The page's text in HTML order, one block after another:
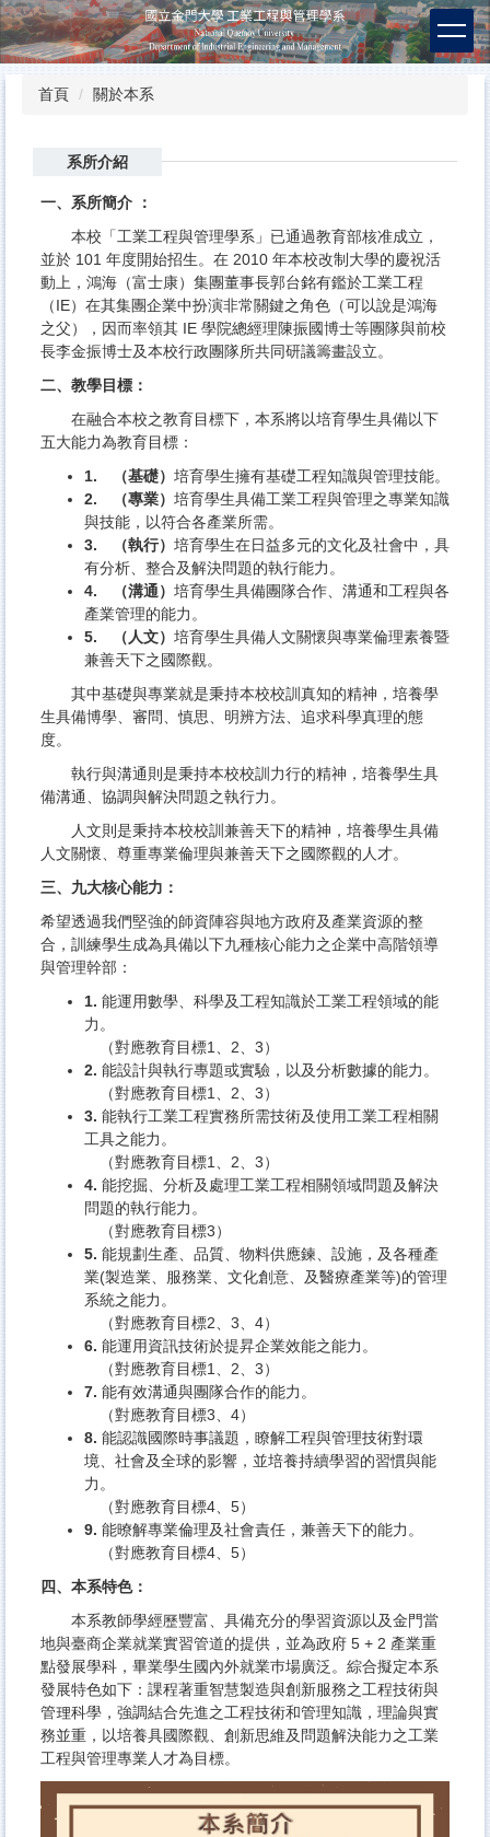
跳
主
首頁 關於本系
系所介紹
一、系所簡介 ：
本校「工業工程與管理學系」已通過教育部核准成立，
並於 101 年度開始招生。在 2010 年本校改制大學的慶祝活
動上，鴻海（富士康）集團董事長郭台銘有鑑於工業工程
（IE）在其集團企業中扮演非常關鍵之角色（可以說是鴻海
之父），因而率領其 IE 學院總經理陳振國博士等團隊與前校
長李金振博士及本校行政團隊所共同研議籌畫設立。
二、教學目標：
在融合本校之教育目標下，本系將以培育學生具備以下
五大能力為教育目標：
1. （基礎） 培育學生擁有基礎工程知識與管理技能。
2. （專業） 培育學生具備工業工程與管理之專業知識
與技能，以符合各產業所需。
3. （執行） 培育學生在日益多元的文化及社會中，具
有分析、整合及解決問題的執行能力。
4. （溝通） 培育學生具備團隊合作、溝通和工程與各
產業管理的能力。
5. （人文） 培育學生具備人文關懷與專業倫理素養暨
兼善天下之國際觀。
其中基礎與專業就是秉持本校校訓真知的精神，培養學
生具備博學、審問、慎思、明辨方法、追求科學真理的態
度。
執行與溝通則是秉持本校校訓力行的精神，培養學生具
備溝通、協調與解決問題之執行力。
人文則是秉持本校校訓兼善天下的精神，培養學生具備
人文關懷、尊重專業倫理與兼善天下之國際觀的人才。
三、九大核心能力：
希望透過我們堅強的師資陣容與地方政府及產業資源的整
合，訓練學生成為具備以下九種核心能力之企業中高階領導
與管理幹部：
1. 能運用數學、科學及工程知識於工業工程領域的能
力。
（對應教育目標1、2、3）
2. 能設計與執行專題或實驗，以及分析數據的能力。
（對應教育目標1、2、3）
3. 能執行工業工程實務所需技術及使用工業工程相關
工具之能力。
（對應教育目標1、2、3）
4. 能挖掘、分析及處理工業工程相關領域問題及解決
問題的執行能力。
（對應教育目標3）
5. 能規劃生產、品質、物料供應鍊、設施，及各種產
業(製造業、服務業、文化創意、及醫療產業等)的管理
系統之能力。
（對應教育目標2、3、4）
6. 能運用資訊技術於提昇企業效能之能力。
（對應教育目標1、2、3）
7. 能有效溝通與團隊合作的能力。
（對應教育目標3、4）
8. 能認識國際時事議題，瞭解工程與管理技術對環
境、社會及全球的影響，並培養持續學習的習慣與能
力。
（對應教育目標4、5）
9. 能暸解專業倫理及社會責任，兼善天下的能力。
（對應教育目標4、5）
四、本系特色：
本系教師學經歷豐富、具備充分的學習資源以及金門當
地與臺商企業就業實習管道的提供，並為政府 5 + 2 產業重
點發展學科，畢業學生國內外就業巿場廣泛。綜合擬定本系
發展特色如下：課程著重智慧製造與創新服務之工程技術與
管理科學，強調結合先進之工程技術和管理知識，理論與實
務並重，以培養具國際觀、創新思維及問題解決能力之工業
工程與管理專業人才為目標。